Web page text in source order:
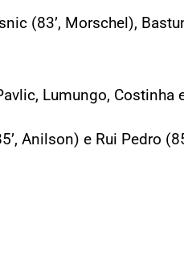
(83’, Morschel),
Lumungo, Costinha
Anilson) e Rui Pedro